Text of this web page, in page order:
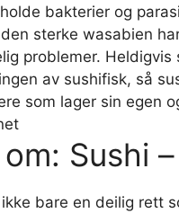
bakterier og
sterke wasabien
problemer.
av sushifisk, så
som lager sin egen
Sushi
bare en deilig rett